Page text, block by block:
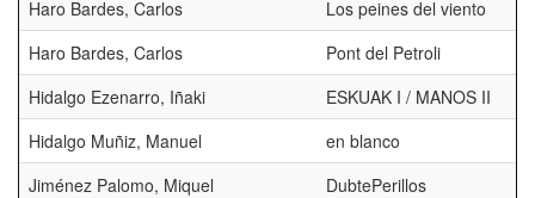
Haro Bardes, Carlos
Los peines del viento
Haro Bardes, Carlos
Pont del Petroli
Hidalgo Ezenarro, Iñaki
ESKUAK I / MANOS II
Hidalgo Muñiz, Manuel
en blanco
Jiménez Palomo, Miquel
DubtePerillos